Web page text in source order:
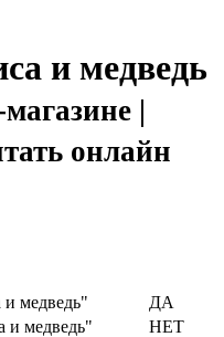
и медведь
|
онлайн
медведь"
ДА
и медведь"
НЕТ